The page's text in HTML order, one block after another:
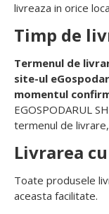
livreaza in orice
Timp de
Termenul de
site-ul
momentul
EGOSPODARUL
termenul de
Livrarea
Toate produsele
aceasta facilitate.